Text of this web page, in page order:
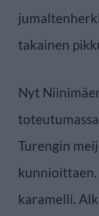
takainen
Nyt
Turengin
karamelli.